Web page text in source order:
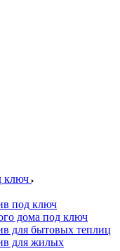
ключ
под ключ
дома под ключ
для бытовых теплиц
для жилых